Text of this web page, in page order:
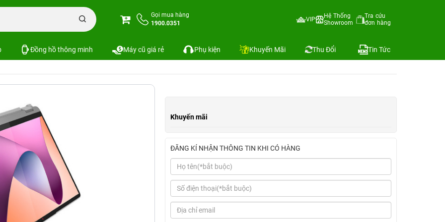
Gọi mua hàng
1900.0351
VIP
Hệ Thống
Showroom
Tra cứu
đơn hàng
Đồng hồ thông minh Máy cũ giá rẻ Phụ kiện Khuyến Mãi Thu Đổi Tin Tức
Laptop Lenovo IdeaPad Flex 5 (AMD Ryzen 7 7730U, 16GB | 512GB, 14.0", WUXGA, Cảm ứng, Bút)
7 7730U, 16GB | 512GB, 14.0", WUXGA, Cảm
Địa chỉ còn hàng
Khuyến mãi
ĐĂNG KÍ NHẬN THÔNG TIN KHI CÓ HÀNG